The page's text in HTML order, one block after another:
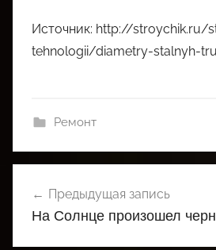
Источник: http://stroychik.ru/
tehnologii/diametry-stalnyh-
Ремонт
по
Предыдущая запись
На Солнце произошел